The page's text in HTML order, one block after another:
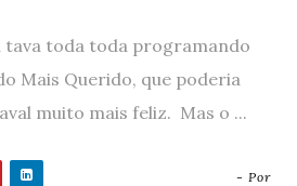
tava toda toda programando
Mais Querido, que poderia
muito mais feliz. Mas o ...
- Por